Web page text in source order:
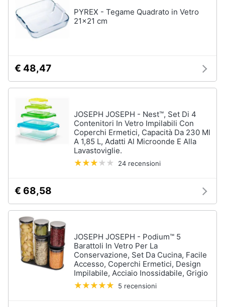
PYREX - Tegame Quadrato in Vetro
21x21 cm
€ 48,47
JOSEPH JOSEPH - Nest™, Set Di 4
Contenitori In Vetro Impilabili Con
Coperchi Ermetici, Capacità Da 230 Ml
A 1,85 L, Adatti Al Microonde E Alla
Lavastoviglie.
24 recensioni
€ 68,58
JOSEPH JOSEPH - Podium™ 5
Barattoli In Vetro Per La
Conservazione, Set Da Cucina, Facile
Accesso, Coperchi Ermetici, Design
Impilabile, Acciaio Inossidabile, Grigio
5 recensioni